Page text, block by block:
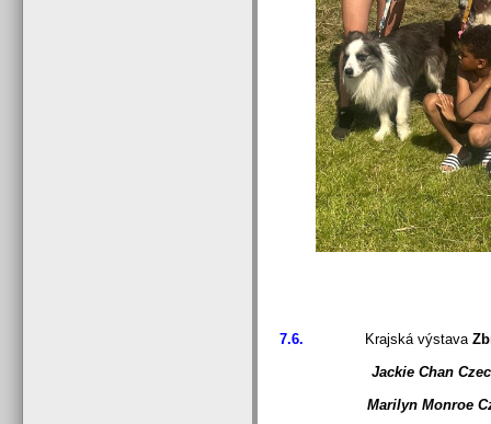
7.6. Krajská výstava
Jackie Chan
Marilyn Monroe